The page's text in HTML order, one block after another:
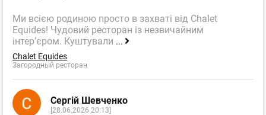
Ми всією родиною просто в захваті від Chalet
Equides! Чудовий ресторан із незвичайним
інтер'єром. Куштували ...
Chalet Equides
Загородный ресторан
Сергій Шевченко
[28.06.2026 20:13]